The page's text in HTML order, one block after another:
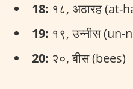
18: १८, अठारह (at-
19: १९, उन्नीस (un-
20: २०, बीस (bees)